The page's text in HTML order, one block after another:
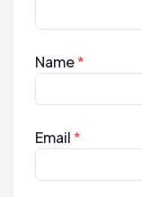
Name*
Email*